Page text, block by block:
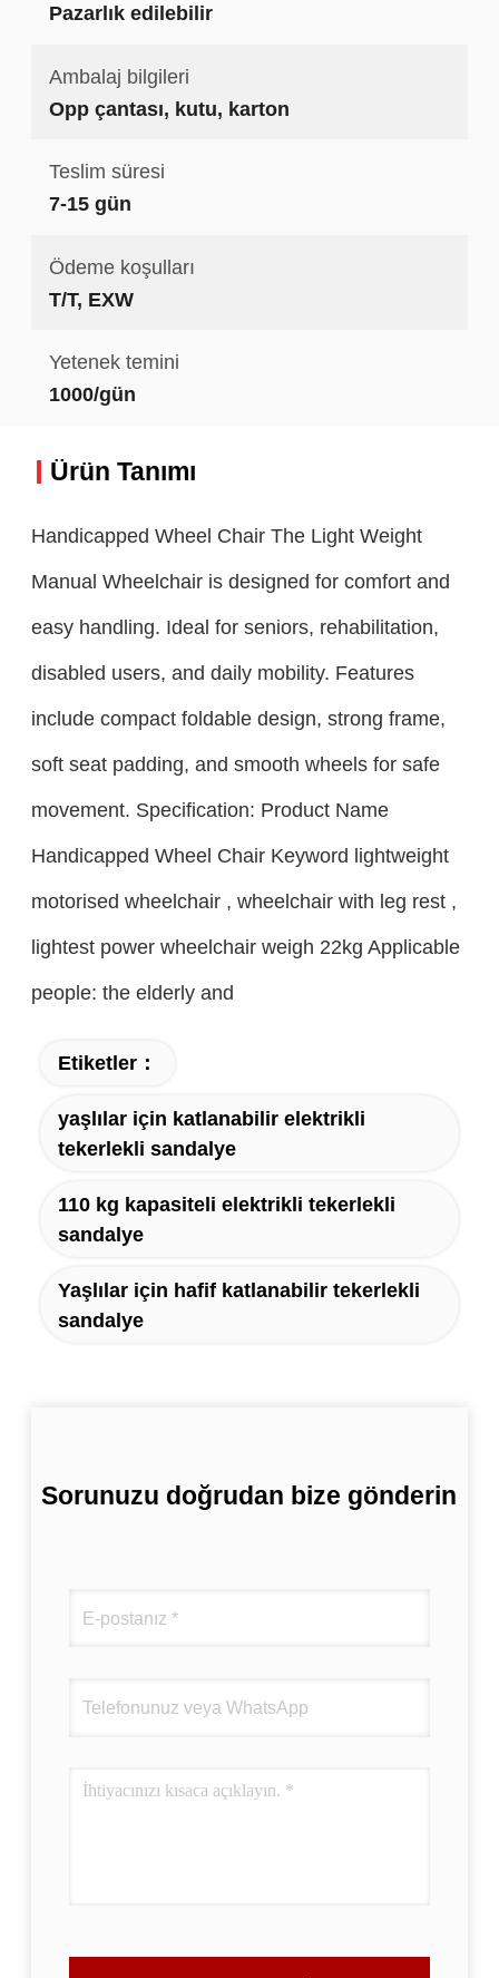
Pazarlık edilebilir
Ambalaj bilgileri
Opp çantası, kutu, karton
Teslim süresi
7-15 gün
Ödeme koşulları
T/T, EXW
Yetenek temini
1000/gün
Ürün Tanımı
Handicapped Wheel Chair The Light Weight
Manual Wheelchair is designed for comfort and
easy handling. Ideal for seniors, rehabilitation,
disabled users, and daily mobility. Features
include compact foldable design, strong frame,
soft seat padding, and smooth wheels for safe
movement. Specification: Product Name
Handicapped Wheel Chair Keyword lightweight
motorised wheelchair , wheelchair with leg rest ,
lightest power wheelchair weigh 22kg Applicable
people: the elderly and
Etiketler：
yaşlılar için katlanabilir elektrikli
tekerlekli sandalye
110 kg kapasiteli elektrikli tekerlekli
sandalye
Yaşlılar için hafif katlanabilir tekerlekli
sandalye
Sorunuzu doğrudan bize gönderin